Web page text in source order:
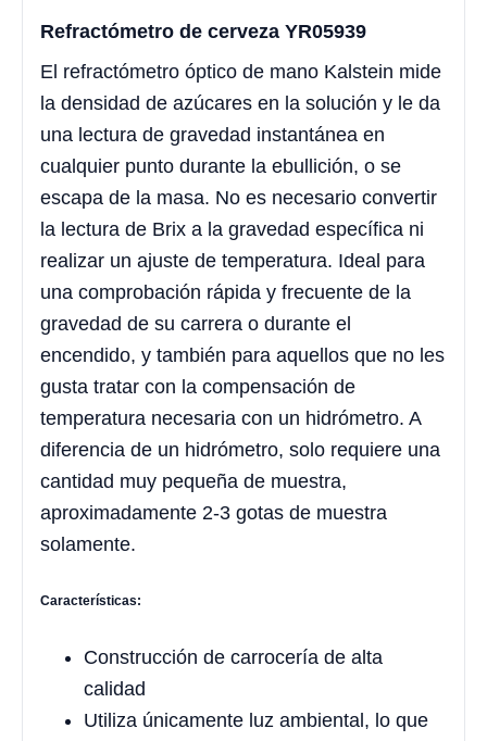
Refractómetro de cerveza YR05939
El refractómetro óptico de mano Kalstein mide
la densidad de azúcares en la solución y le da
una lectura de gravedad instantánea en
cualquier punto durante la ebullición, o se
escapa de la masa. No es necesario convertir
la lectura de Brix a la gravedad específica ni
realizar un ajuste de temperatura. Ideal para
una comprobación rápida y frecuente de la
gravedad de su carrera o durante el
encendido, y también para aquellos que no les
gusta tratar con la compensación de
temperatura necesaria con un hidrómetro. A
diferencia de un hidrómetro, solo requiere una
cantidad muy pequeña de muestra,
aproximadamente 2-3 gotas de muestra
solamente.
Características:
Construcción de carrocería de alta
calidad
Utiliza únicamente luz ambiental, lo que